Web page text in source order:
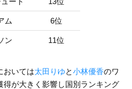
ム 6位
ン 11位
おいては太田りゆと小林優香のワ
得が大きく影響し国別ランキング